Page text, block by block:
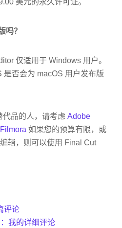
美元的永久许可证。
吗？
仅适用于 Windows 用户。
是否会为 macOS 用户发布版
代品的人，请考虑Adobe
Filmora 如果您的预算有限，或
辑，则可以使用 Final Cut
评论
我的详细评论